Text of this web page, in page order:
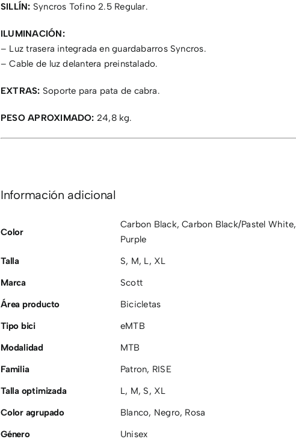
SILLÍN: Syncros Tofino 2.5 Regular.
ILUMINACIÓN:
– Luz trasera integrada en guardabarros Syncros.
– Cable de luz delantera preinstalado.
EXTRAS: Soporte para pata de cabra.
PESO APROXIMADO: 24,8 kg.
Información adicional
Color
Carbon Black,Carbon Black/Pastel White,
Purple
Talla
S, M, L , XL
Marca
Scott
Área producto
Bicicletas
Tipo bici
eMTB
Modalidad
MTB
Familia
Patron, RISE
Talla optimizada
L , M, S, XL
Color agrupado
Blanco, Negro, Rosa
Género
Unisex